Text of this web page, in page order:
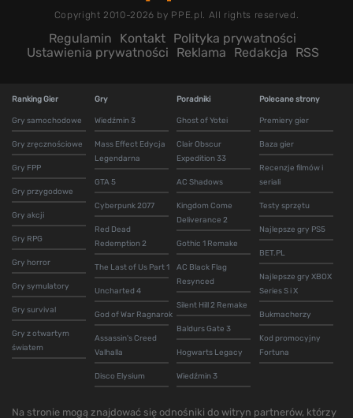
Copyright 2010-2026 by PPE.pl. All rights reserved.
Regulamin Kontakt Polityka prywatności
Ustawienia prywatności
Reklama Redakcja RSS
Ranking Gier
Gry samochodowe
Gry zręcznościowe
Gry FPP
Gry przygodowe
Gry akcji
Gry RPG
Gry horror
Gry symulatory
Gry survival
Gry z otwartym
światem
Gry
Wiedźmin 3
Mass Effect Edycja
Legendarna
GTA 5
Cyberpunk 2077
Red Dead
Redemption 2
The Last of Us Part 1
Uncharted 4
God of War Ragnarok
Assassin's Creed
Valhalla
Disco Elysium
Poradniki
Ghost of Yotei
Clair Obscur
Expedition 33
AC Shadows
Kingdom Come
Deliverance 2
Gothic 1 Remake
AC Black Flag
Resynced
Silent Hill 2 Remake
Baldurs Gate 3
Hogwarts Legacy
Wiedźmin 3
Polecane strony
Premiery gier
Baza gier
Recenzje filmów i
seriali
Testy sprzętu
Najlepsze gry PS5
BET.PL
Najlepsze gry XBOX
Series S i X
Bukmacherzy
Kod promocyjny
Fortuna
Na stronie mogą znajdować się odnośniki do witryn partnerów, którzy